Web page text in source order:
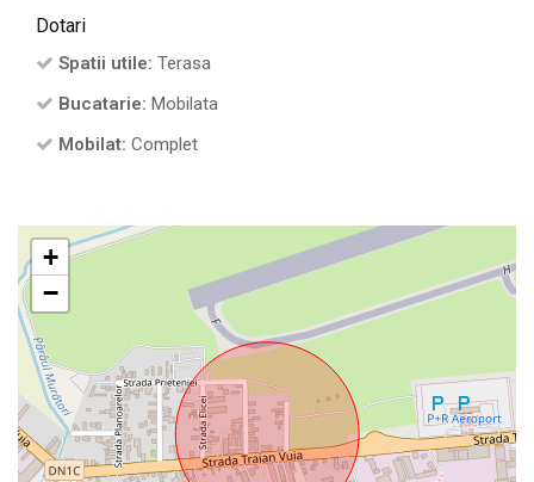
Dotari
Spatii utile: Terasa
Bucatarie: Mobilata
Mobilat: Complet
+
−